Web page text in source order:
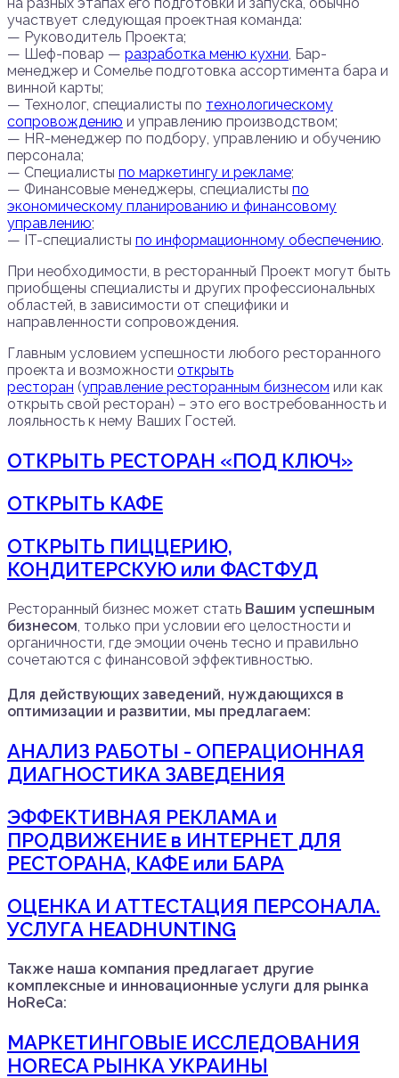
участвует следующая проектная команда:
— Руководитель Проекта;
— Шеф-повар — разработка меню кухни, Бар-
менеджер и Сомелье подготовка ассортимента бара и
винной карты;
— Технолог, специалисты по технологическому
сопровождению и управлению производством;
— HR-менеджер по подбору, управлению и обучению
персонала;
— Специалисты по маркетингу и рекламе;
— Финансовые менеджеры, специалисты по
экономическому планированию и финансовому
управлению;
— IT-специалисты по информационному обеспечению.
При необходимости, в ресторанный Проект могут быть
приобщены специалисты и других профессиональных
областей, в зависимости от специфики и
направленности сопровождения.
Главным условием успешности любого ресторанного
проекта и возможности открыть
ресторан (управление ресторанным бизнесом или как
открыть свой ресторан) – это его востребованность и
лояльность к нему Ваших Гостей.
ОТКРЫТЬ РЕСТОРАН «ПОД КЛЮЧ»
ОТКРЫТЬ КАФЕ
ОТКРЫТЬ ПИЦЦЕРИЮ,
КОНДИТЕРСКУЮ или ФАСТФУД
Ресторанный бизнес может стать Вашим успешным
бизнесом, только при условии его целостности и
органичности, где эмоции очень тесно и правильно
сочетаются с финансовой эффективностью.
Для действующих заведений, нуждающихся в
оптимизации и развитии, мы предлагаем:
АНАЛИЗ РАБОТЫ - ОПЕРАЦИОННАЯ
ДИАГНОСТИКА ЗАВЕДЕНИЯ
ЭФФЕКТИВНАЯ РЕКЛАМА и
ПРОДВИЖЕНИЕ в ИНТЕРНЕТ ДЛЯ
РЕСТОРАНА, КАФЕ или БАРА
ОЦЕНКА И АТТЕСТАЦИЯ ПЕРСОНАЛА.
УСЛУГА HEADHUNTING
Также наша компания предлагает другие
комплексные и инновационные услуги для рынка
HoReCa:
МАРКЕТИНГОВЫЕ ИССЛЕДОВАНИЯ
HORECA РЫНКА УКРАИНЫ